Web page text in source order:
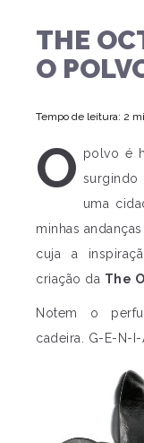
THE
O
Tempo de leitura: 2
O polvo é
surgindo
uma
minhas
cuja a
criação da The
Notem o
cadeira. G-E-N-I-